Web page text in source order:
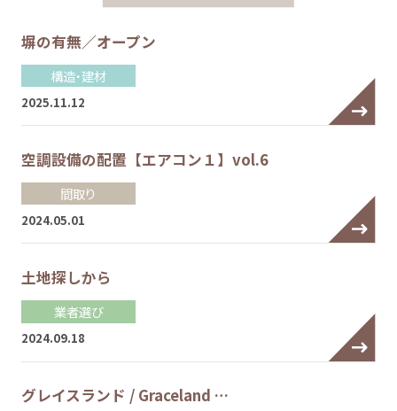
塀の有無／オープン
構造・建材
2025.11.12
空調設備の配置【エアコン１】vol.6
間取り
2024.05.01
土地探しから
業者選び
2024.09.18
グレイスランド / Graceland …